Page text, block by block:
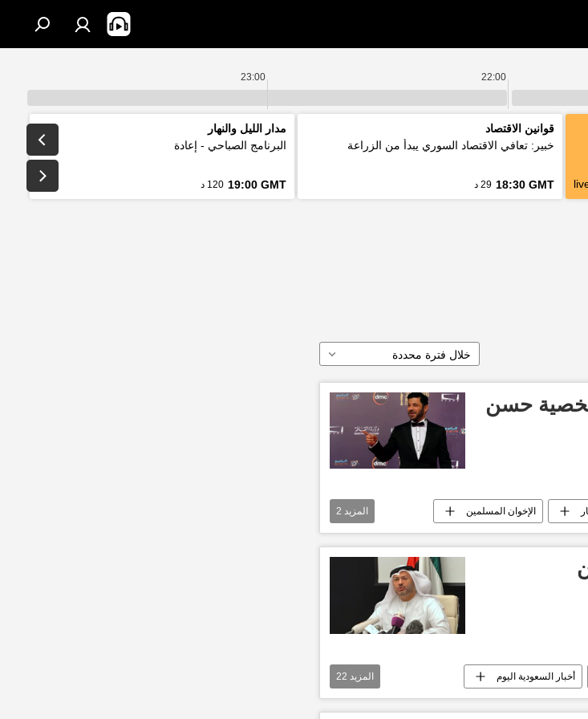
22:00
23:00
قوانين الاقتصاد
خبير: تعافي الاقتصاد السوري يبدأ من الزراعة
18:30 GMT 29 د
مدار الليل والنهار
البرنامج الصباحي - إعادة
19:00 GMT 120 د
خلال فترة محددة
شخصية حسن
الإخوان المسلمين المزيد 2
أخبار السعودية اليوم
آل سعود
المزيد 22